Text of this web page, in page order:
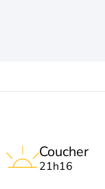
Coucher
21h16